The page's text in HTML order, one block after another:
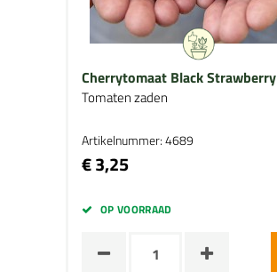
Cherrytomaat Black Strawberry
Tomaten zaden
Artikelnummer: 4689
€ 3,25
OP VOORRAAD